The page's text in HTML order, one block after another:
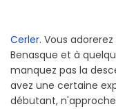
Cerler. Vous
Benasque et à
manquez pas la
avez une certaine
débutant,